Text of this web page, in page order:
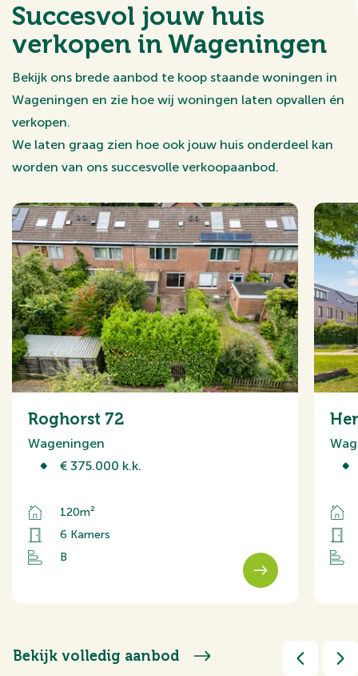
Succesvol jouw huis
verkopen in Wageningen
Bekijk ons brede aanbod te koop staande woningen in
Wageningen en zie hoe wij woningen laten opvallen én
verkopen.
We laten graag zien hoe ook jouw huis onderdeel kan
worden van ons succesvolle verkoopaanbod.
Roghorst 72
Wageningen
€ 375.000 k.k.
120m²
6 Kamers
B
Bekijk volledig aanbod